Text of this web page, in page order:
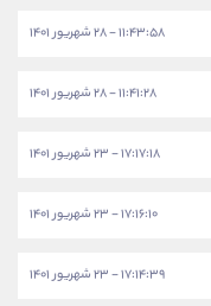
۱۱:۴۳:۵۸ - ۲۸ شهریور ۱۴۰۱
۱۱:۴۱:۲۸ - ۲۸ شهریور ۱۴۰۱
۱۷:۱۷:۱۸ - ۲۳ شهریور ۱۴۰۱
۱۷:۱۶:۱۰ - ۲۳ شهریور ۱۴۰۱
۱۷:۱۴:۳۹ - ۲۳ شهریور ۱۴۰۱